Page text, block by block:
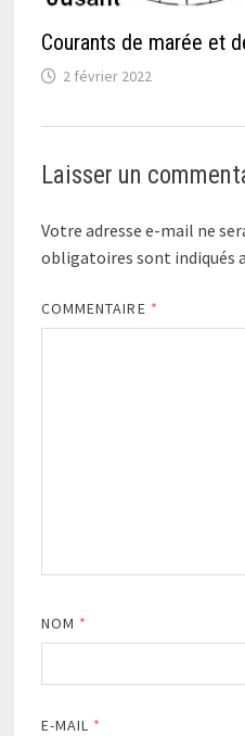
Courants de marée et
2 février 2022
Laisser un
Votre adresse e-mail ne
obligatoires sont indiqués
COMMENTAIRE *
NOM *
E-MAIL *